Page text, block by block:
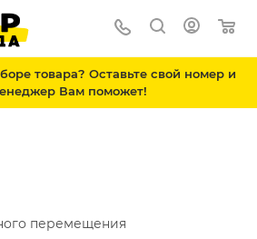
товара? Оставьте свой номер и
Вам поможет!
перемещения